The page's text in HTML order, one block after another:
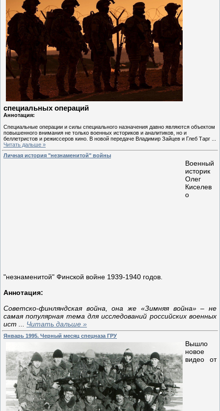
специальных операций
Аннотация:
Специальные операции и силы специального назначения давно являются объектом
повышенного внимания не только военных историков и аналитиков, но и
беллетристов и режиссеров кино. В новой передаче Владимир Зайцев и Глеб Тарг
Читать дальше »
Личная история "незнаменитой" войны
Военный
историк
Олег
Киселев
о
"незнаменитой" Финской войне 1939-1940 годов.
Аннотация:
Советско-финляндская война, она же «Зимняя война» – не
самая популярная тема для исследований российских военных
ист
Читать дальше »
Январь 1995. Черный месяц спецназа ГРУ
Вышло
новое
видео от